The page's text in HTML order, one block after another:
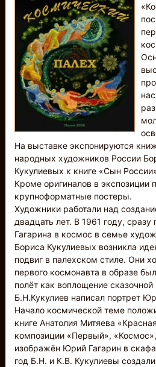
На выставке экспонируются
народных художников России
Кукулиевых к книге «Сын
Кроме оригиналов в экспозиции
крупноформатные постеры.
Художники работали над
двадцать лет. В 1961 году,
Гагарина в космос в семье
Бориса Кукулиевых возникла
подвиг в палехском стиле. Они
первого космонавта в образе
полёт как воплощение
Б.Н.Кукулиев написал портрет
Начало космической теме
книге Анатолия Митяева
композиции «Первый»,
изображён Юрий Гагарин в
год Б.Н. и К.В. Кукулиевы